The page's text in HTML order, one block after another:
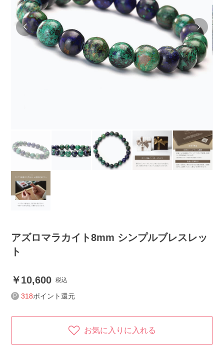
アズロマラカイト8mm シンプルブレスレッ
ト
10,600 税込
318ポイント還元
お気に入りに入れる